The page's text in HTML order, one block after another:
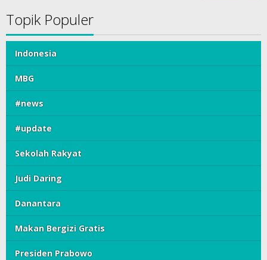
Topik Populer
Indonesia
MBG
#news
#update
Sekolah Rakyat
Judi Daring
Danantara
Makan Bergizi Gratis
Presiden Prabowo